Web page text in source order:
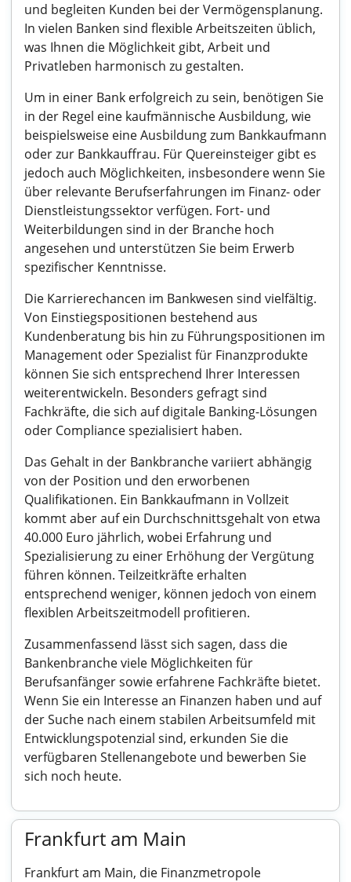
und begleiten Kunden bei der Vermögensplanung.
In vielen Banken sind flexible Arbeitszeiten üblich,
was Ihnen die Möglichkeit gibt, Arbeit und
Privatleben harmonisch zu gestalten.
Um in einer Bank erfolgreich zu sein, benötigen Sie
in der Regel eine kaufmännische Ausbildung, wie
beispielsweise eine Ausbildung zum Bankkaufmann
oder zur Bankkauffrau. Für Quereinsteiger gibt es
jedoch auch Möglichkeiten, insbesondere wenn Sie
über relevante Berufserfahrungen im Finanz- oder
Dienstleistungssektor verfügen. Fort- und
Weiterbildungen sind in der Branche hoch
angesehen und unterstützen Sie beim Erwerb
spezifischer Kenntnisse.
Die Karrierechancen im Bankwesen sind vielfältig.
Von Einstiegspositionen bestehend aus
Kundenberatung bis hin zu Führungspositionen im
Management oder Spezialist für Finanzprodukte
können Sie sich entsprechend Ihrer Interessen
weiterentwickeln. Besonders gefragt sind
Fachkräfte, die sich auf digitale Banking-Lösungen
oder Compliance spezialisiert haben.
Das Gehalt in der Bankbranche variiert abhängig
von der Position und den erworbenen
Qualifikationen. Ein Bankkaufmann in Vollzeit
kommt aber auf ein Durchschnittsgehalt von etwa
40.000 Euro jährlich, wobei Erfahrung und
Spezialisierung zu einer Erhöhung der Vergütung
führen können. Teilzeitkräfte erhalten
entsprechend weniger, können jedoch von einem
flexiblen Arbeitszeitmodell profitieren.
Zusammenfassend lässt sich sagen, dass die
Bankenbranche viele Möglichkeiten für
Berufsanfänger sowie erfahrene Fachkräfte bietet.
Wenn Sie ein Interesse an Finanzen haben und auf
der Suche nach einem stabilen Arbeitsumfeld mit
Entwicklungspotenzial sind, erkunden Sie die
verfügbaren Stellenangebote und bewerben Sie
sich noch heute.
Frankfurt am Main
Frankfurt am Main, die Finanzmetropole